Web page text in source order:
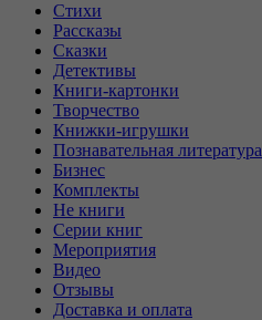
Стихи
Рассказы
Сказки
Детективы
Книги-картонки
Творчество
Книжки-игрушки
Познавательная литература
Бизнес
Комплекты
Не книги
Серии книг
Мероприятия
Видео
Отзывы
Доставка и оплата